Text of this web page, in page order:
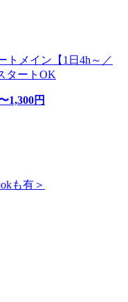
トメイン【1日4h～／
タートOK
1,300円
も有＞